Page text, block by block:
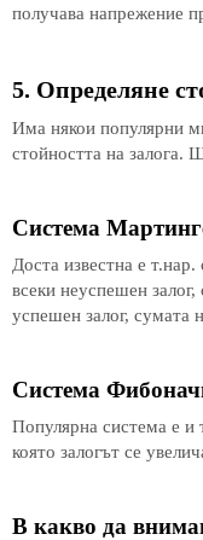
получава напрежение
5. Определяне
Има някои популярни
стойността на залога.
Система
Доста известна е
всеки неуспешен
успешен залог, сумата
Система
Популярна система е и
която залогът се
В какво да